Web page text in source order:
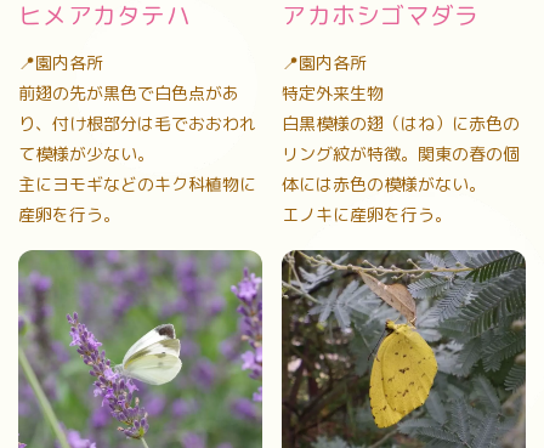
ヒメアカタテハ
📍園内各所
前翅の先が黒色で白色点があ
り、付け根部分は毛でおおわれ
て模様が少ない。
主にヨモギなどのキク科植物に
産卵を行う。
アカホシゴマダラ
📍園内各所
特定外来生物
白黒模様の翅（はね）に赤色の
リング紋が特徴。関東の春の個
体には赤色の模様がない。
エノキに産卵を行う。